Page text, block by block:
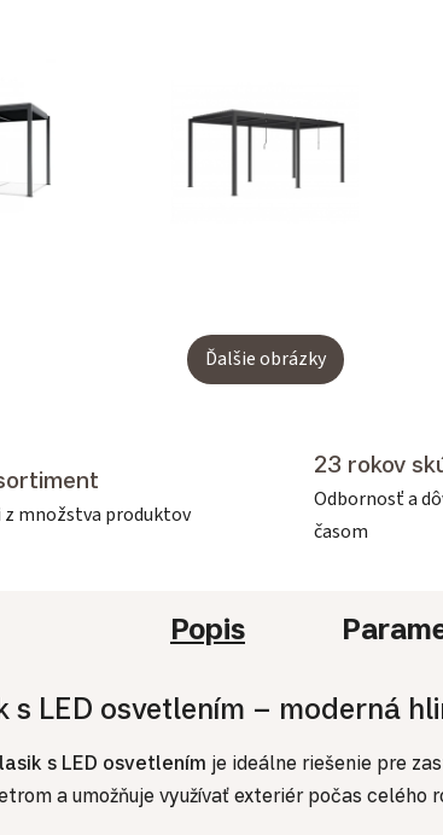
Ďalšie obrázky
z množstva produktov
23 rokov
Odbornosť a
časom
Popis
s LED osvetlením – moderná
s LED osvetlením je ideálne riešenie pre
a umožňuje využívať exteriér počas celého